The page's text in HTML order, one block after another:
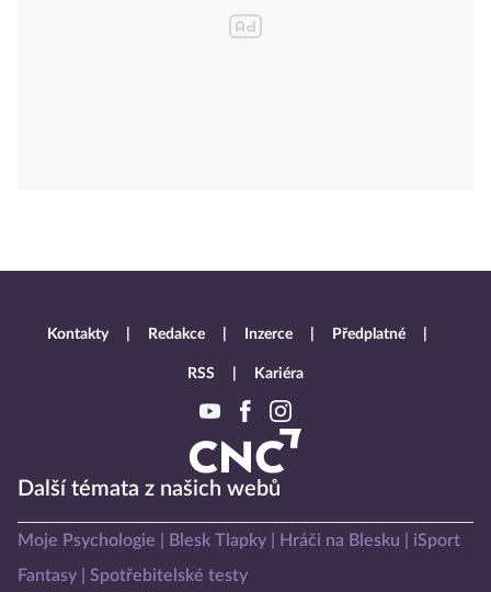
Další témata z našich webů
Moje Psychologie Blesk Tlapky Hráči na Blesku
iSport
Fantasy
Spotřebitelské testy
Kontakty Redakce Inzerce Předplatné
RSS Kariéra